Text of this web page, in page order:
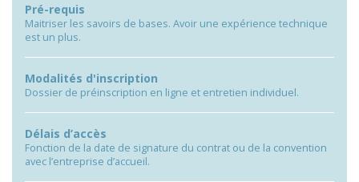
Pré-requis
Maitriser les savoirs de bases. Avoir une expérience technique
est un plus.
Modalités d'inscription
Dossier de préinscription en ligne et entretien individuel.
Délais d’accès
Fonction de la date de signature du contrat ou de la convention
avec l’entreprise d’accueil.